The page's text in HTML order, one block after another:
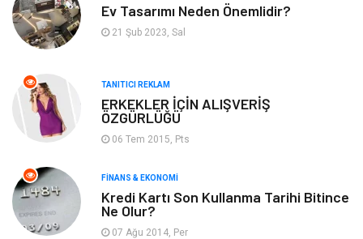
Anne & Çocuk Müzik
Tatil Genel Kültür
Emlak
Ev İşleri
Gençlik & Eğlence
Ev Tasarımı Neden Önemlidir?
21 Şub 2023, Sal
TANITICI REKLAM
ERKEKLER İÇİN ALIŞVERİŞ
ÖZGÜRLÜĞÜ
06 Tem 2015, Pts
FINANS & EKONOMI
Kredi Kartı Son Kullanma Tarihi Bitince
Ne Olur?
07 Ağu 2014, Per